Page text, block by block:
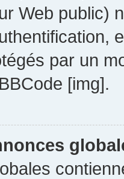
Web public)
par un
[img].